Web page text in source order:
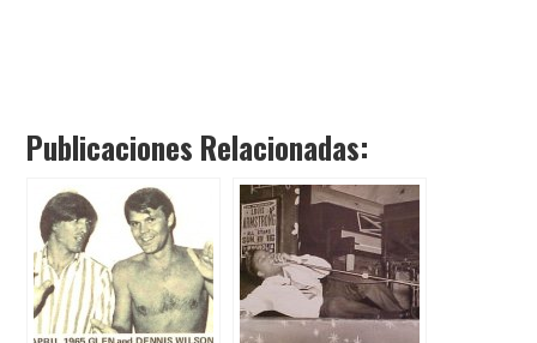
Publicaciones Relacionadas: